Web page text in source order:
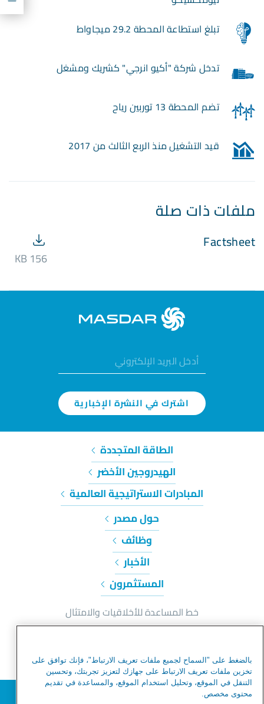
تبلغ استطاعة المحطة 29.2 ميجاواط
تدخل شركة "أكيو انرجي" كشريك ومشغل
تضم المحطة 13 توربين رياح
قيد التشغيل منذ الربع الثالث من 2017
ملفات ذات صلة
Factsheet
156 KB
اشترك في النشرة الإخبارية
الطاقة المتجددة
الهيدروجين الأخضر
المبادرات الاستراتيجية العالمية
حول مصدر
وظائف
الأخبار
المستثمرون
خط المساعدة للأخلاقيات والامتثال
إشعار الخصوصية وملفات تعريف الارتباط
شروط الاستخدام
شروط الاستخدام
تحذير من عمليات الاحتيال
بالضغط على "السماح لجميع ملفات تعريف الارتباط"، فإنك توافق على
تخزين ملفات تعريف الارتباط على جهازك لتعزيز تجربتك، وتحسين
التنقل في الموقع، وتحليل استخدام الموقع، والمساعدة في تقديم
محتوى مخصص.